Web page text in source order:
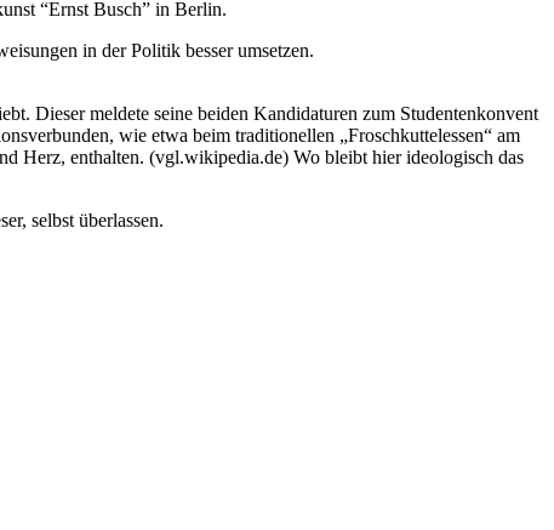
“Ernst Busch” in Berlin.
in der Politik besser umsetzen.
Dieser meldete seine beiden Kandidaturen zum Studentenkonvent
wie etwa beim traditionellen „Froschkuttelessen“ am
Herz, enthalten. (vgl.wikipedia.de) Wo bleibt hier ideologisch das
selbst überlassen.